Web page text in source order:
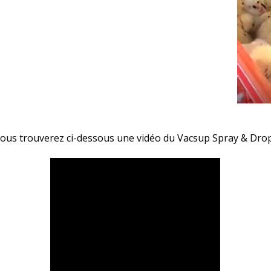
trouverez ci-dessous une vidéo du Vacsup Spray &